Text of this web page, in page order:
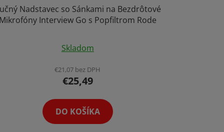
Nadstavec so Sánkami na Bezdrôtové
Mikrofóny Interview Go s Popfiltrom Rode
hodnotenie
produktu
je
z
Skladom
€21,07 bez DPH
€25,49
DO KOŠÍKA